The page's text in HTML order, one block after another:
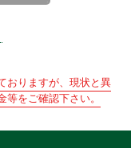
おりますが、現状と異
をご確認下さい。